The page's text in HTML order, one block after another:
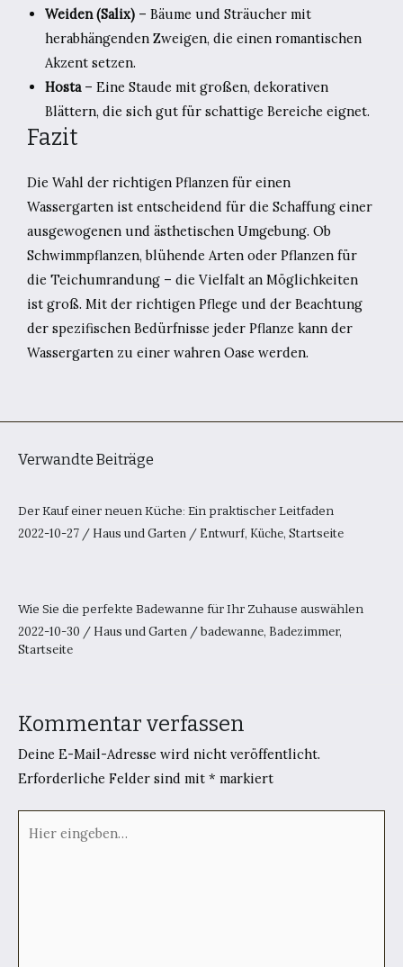
Weiden (Salix) – Bäume und Sträucher mit
herabhängenden Zweigen, die einen romantischen
Akzent setzen.
Hosta– Eine Staude mit großen, dekorativen
Blättern, die sich gut für schattige Bereiche eignet.
Fazit
Die Wahl der richtigen Pflanzen für einen
Wassergarten ist entscheidend für die Schaffung einer
ausgewogenen und ästhetischen Umgebung. Ob
Schwimmpflanzen, blühende Arten oder Pflanzen für
die Teichumrandung – die Vielfalt an Möglichkeiten
ist groß. Mit der richtigen Pflege und der Beachtung
der spezifischen Bedürfnisse jeder Pflanze kann der
Wassergarten zu einer wahren Oase werden.
Verwandte Beiträge
Der Kauf einer neuen Küche: Ein praktischer Leitfaden
2022-10-27 / Haus und Garten / Entwurf, Küche, Startseite
Wie Sie die perfekte Badewanne für Ihr Zuhause auswählen
2022-10-30 / Haus und Garten /badewanne, Badezimmer,
Startseite
Kommentar verfassen
Deine E-Mail-Adresse wird nicht veröffentlicht.
Erforderliche Felder sind mit * markiert
eingeben…